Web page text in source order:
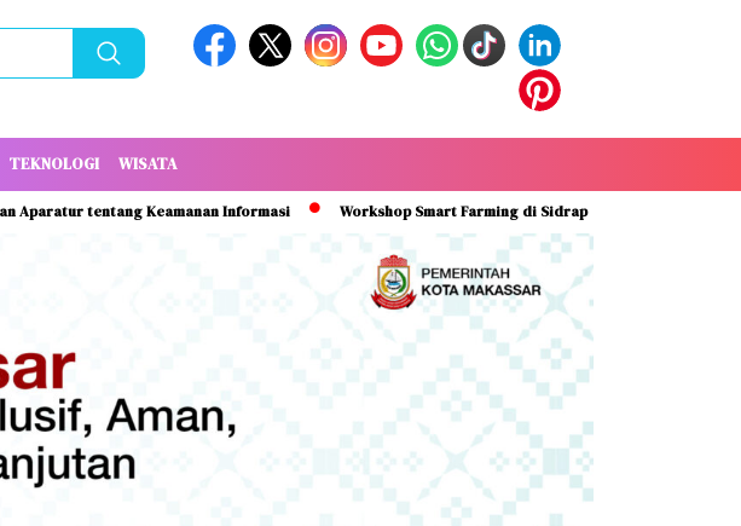
TEKNOLOGI WISATA
tentang Keamanan Informasi Workshop Smart Farming di Sidrap Bantu Petani Kuasai Teknologi